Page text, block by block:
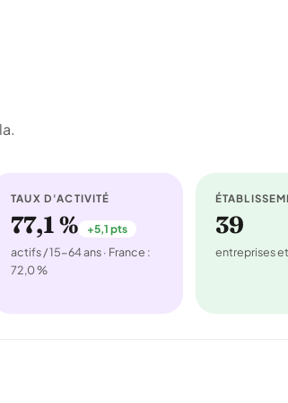
TAUX D'ACTIVITÉ
77,1 % +5,1 pts
actifs / 15-64 ans · France :
72,0 %
39
entreprises